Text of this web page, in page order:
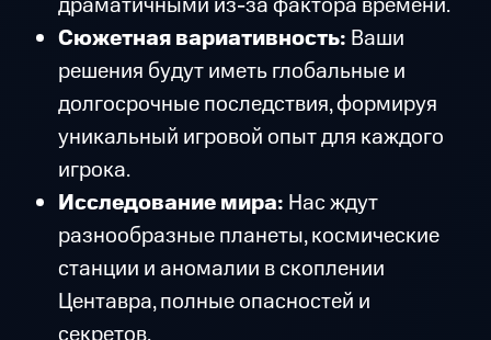
Сюжетная вариативность: Ваши
решения будут иметь глобальные и
долгосрочные последствия, формируя
уникальный игровой опыт для каждого
игрока.
Исследование мира: Нас ждут
разнообразные планеты, космические
станции и аномалии в скоплении
Центавра, полные опасностей и